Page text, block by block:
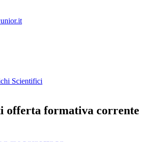
Scientifici
offerta formativa corrente